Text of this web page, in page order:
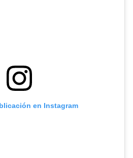
en Instagram